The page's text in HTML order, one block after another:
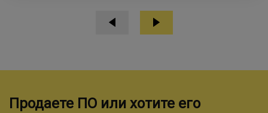
Продаете ПО или хотите его